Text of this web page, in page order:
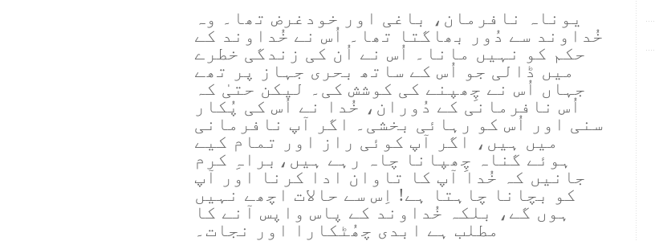
یوناہ نافرمان، باغی اور خودغرض تھا۔ وہ
خُداوند سے دُور بھاگتا تھا۔ اُس نے خُداوند کے
حکم کو نہیں مانا۔ اُس نے اُن کی زندگی خطرے
میں ڈالی جو اُس کے ساتھ بحری جہاز پر تھے
جہاں اُس نے چِھپنے کی کوشش کی۔ لیکن حتیٰ کہ
اُس نافرمانی کے دُوران، خُدا نے اُس کی پُکار
سنی اور اُس کو رہائی بخشی۔ اگر آپ نافرمانی
میں ہیں، اگر آپ کوئی راز اور تمام کیے
ہوئے گناہ چِھپانا چاہ رہے ہیں،براہِ کرم
جانیں کہ خُدا آپ کا تاوان ادا کرنا اور آپ
کو بچانا چاہتا ہے! اِس سے حالات اچھے نہیں
ہوں گے، بلکہ خُداوند کے پاس واپس آنے کا
مطلب ہے ابدی چھُٹکارا اور نجات۔